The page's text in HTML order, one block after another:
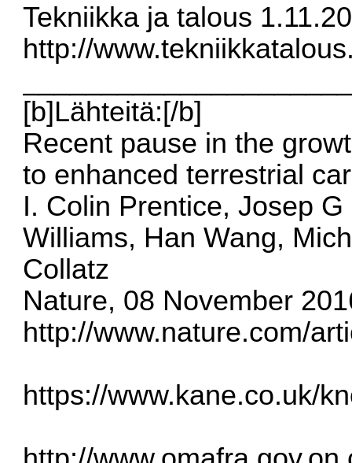
Tekniikka ja talous
http://
[b]Lähteitä:[/b]
Recent pause in the
to enhanced terrestrial
I. Colin Prentice, Josep
Williams, Han Wang,
Collatz
Nature, 08 November
http://www.nature.com/
https://www.kane.co.uk/